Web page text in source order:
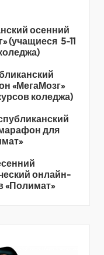
осенний
(учащиеся 5-11
«МегаМозг»
коледжа)
для
онлайн-
«Полимат»